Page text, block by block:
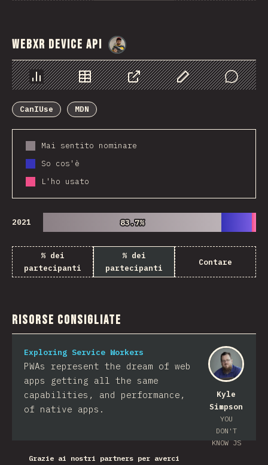
WebXR Device API
Grafico Dati CondividerePersonalizza i dati
Comments
CanIUse
MDN
Mai sentito nominare
So cos'è
L'ho usato
2021 83.7%
83.7%
% dei
partecipanti
% dei
partecipanti
Contare
Risorse consigliate
Kyle
Simpson
YOU
DON'T
KNOW JS
Exploring Service Workers
PWAs represent the dream of web
apps getting all the same
capabilities, and performance,
of native apps.
Grazie ai nostri partners per averci